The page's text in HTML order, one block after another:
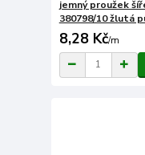
jemný proužek
380798/10 žlutá
8,28 Kč/m